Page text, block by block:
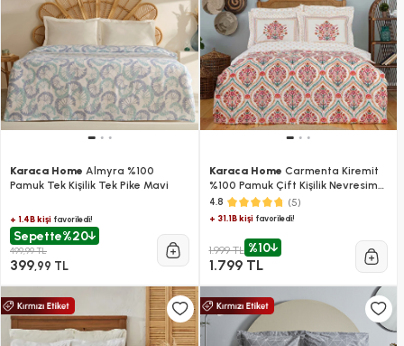
Karaca Home Almyra %100
Pamuk Tek Kişilik Tek Pike Mavi
+ 1.4B kişi favoriledi!
Sepette%20
499,99 TL
399,99 TL
Karaca Home Carmenta Kiremit
%100 Pamuk Çift Kişilik Nevresim
Takımı
4.8 (5)
+ 31.1B kişifavoriledi!
1.999 TL %10
1.799 TL